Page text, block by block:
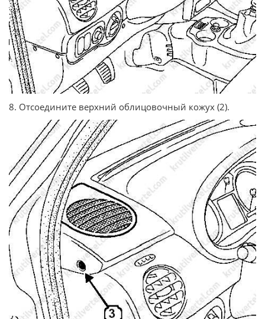
8. Отсоедините верхний облицовочный кожух (2).